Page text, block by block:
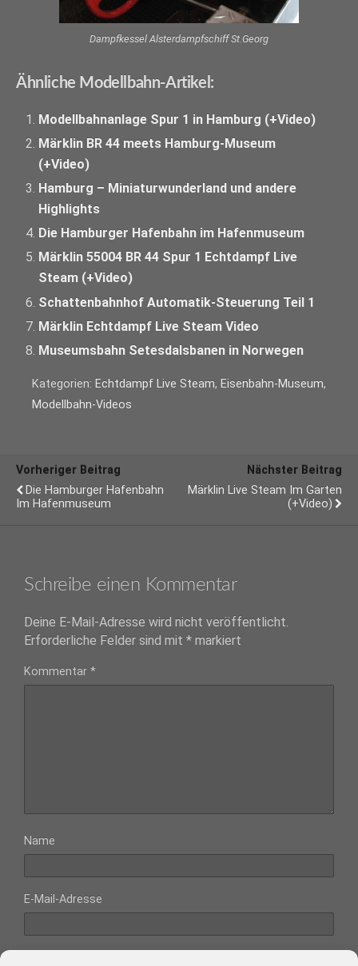
Dampfkessel Alsterdampfschiff St.Georg
Ähnliche Modellbahn-Artikel:
Modellbahnanlage Spur 1 in Hamburg (+Video)
Märklin BR 44 meets Hamburg-Museum
(+Video)
Hamburg – Miniaturwunderland und andere
Highlights
Die Hamburger Hafenbahn im Hafenmuseum
Märklin 55004 BR 44 Spur 1 Echtdampf Live
Steam (+Video)
Schattenbahnhof Automatik-Steuerung Teil 1
Märklin Echtdampf Live Steam Video
Museumsbahn Setesdalsbanen in Norwegen
Kategorien: Echtdampf Live Steam, Eisenbahn-Museum,
Modellbahn-Videos
Vorheriger Beitrag
Die Hamburger Hafenbahn
Im Hafenmuseum
Nächster Beitrag
Märklin Live Steam Im Garten
(+Video)
Schreibe einen Kommentar
Deine E-Mail-Adresse wird nicht veröffentlicht.
Erforderliche Felder sind mit * markiert
Kommentar *
Name
E-Mail-Adresse